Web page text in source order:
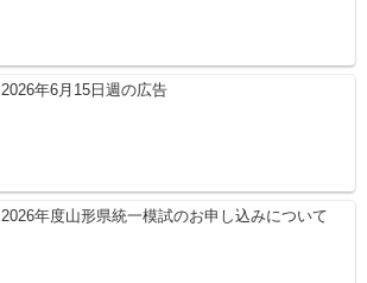
2026年6月15日週の広告
2026年度山形県統一模試のお申し込みについて